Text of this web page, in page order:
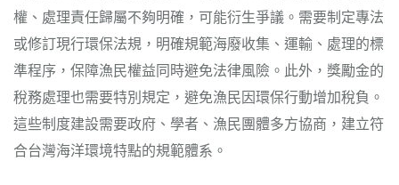
權、處理責任歸屬不夠明確，可能衍生爭議。需要制定專法
或修訂現行環保法規，明確規範海廢收集、運輸、處理的標
準程序，保障漁民權益同時避免法律風險。此外，獎勵金的
稅務處理也需要特別規定，避免漁民因環保行動增加稅負。
這些制度建設需要政府、學者、漁民團體多方協商，建立符
合台灣海洋環境特點的規範體系。